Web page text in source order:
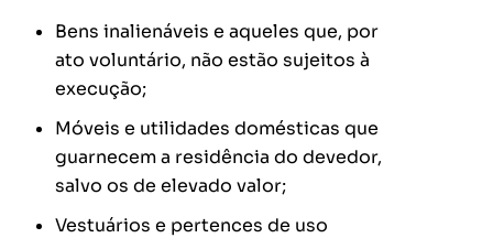
Bens inalienáveis e aqueles que, por
ato voluntário, não estão sujeitos à
execução;
Móveis e utilidades domésticas que
guarnecem a residência do devedor,
salvo os de elevado valor;
Vestuários e pertences de uso